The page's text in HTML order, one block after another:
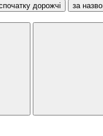
дорожчі за